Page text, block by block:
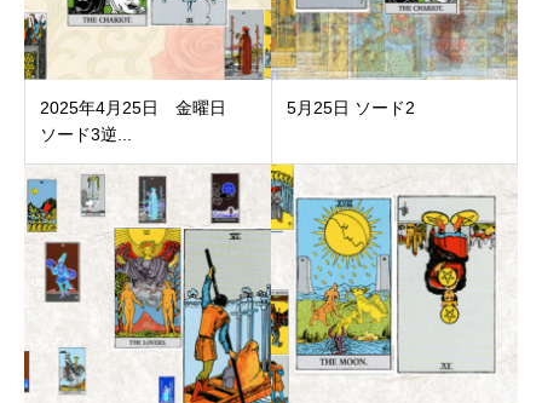
2025年4月25日 金曜日
ソード3逆...
5月25日 ソード2